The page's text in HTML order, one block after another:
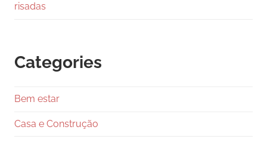
risadas
Categories
Bem estar
Casa e Construção